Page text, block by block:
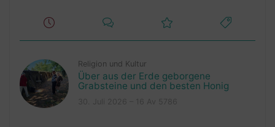
Religion und Kultur
Über aus der Erde geborgene
Grabsteine und den besten Honig